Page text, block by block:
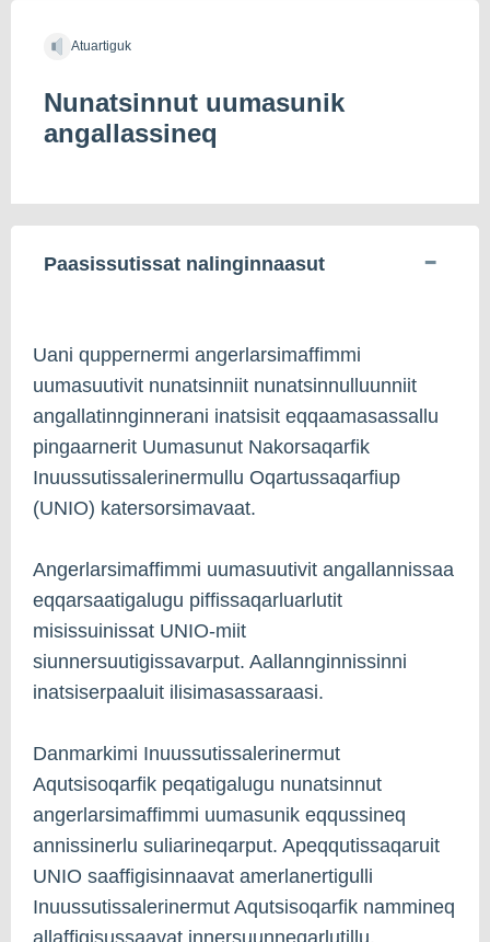
Atuartiguk
Nunatsinnut uumasunik
angallassineq
Paasissutissat nalinginnaasut
Uani quppernermi angerlarsimaffimmi
uumasuutivit nunatsinniit nunatsinnulluunniit
angallatinnginnerani inatsisit eqqaamasassallu
pingaarnerit Uumasunut Nakorsaqarfik
Inuussutissalerinermullu Oqartussaqarfiup
(UNIO) katersorsimavaat.
Angerlarsimaffimmi uumasuutivit angallannissaa
eqqarsaatigalugu piffissaqarluarlutit
misissuinissat UNIO-miit
siunnersuutigissavarput. Aallannginnissinni
inatsiserpaaluit ilisimasassaraasi.
Danmarkimi Inuussutissalerinermut
Aqutsisoqarfik peqatigalugu nunatsinnut
angerlarsimaffimmi uumasunik eqqussineq
annissinerlu suliarineqarput. Apeqqutissaqaruit
UNIO saaffigisinnaavat amerlanertigulli
Inuussutissalerinermut Aqutsisoqarfik nammineq
allaffigisussaavat innersuunneqarlutillu.